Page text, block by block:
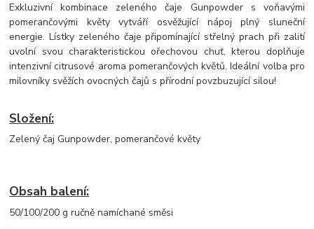
Exkluzivní kombinace zeleného čaje Gunpowder s voňavými
pomerančovými květy vytváří osvěžující nápoj plný sluneční
energie. Lístky zeleného čaje připomínající střelný prach při zalití
uvolní svou charakteristickou ořechovou chuť, kterou doplňuje
intenzivní citrusové aroma pomerančových květů. Ideální volba pro
milovníky svěžích ovocných čajů s přírodní povzbuzující silou!
Složení:
Zelený čaj Gunpowder, pomerančové květy
Obsah balení:
50/100/200 g ručně namíchané směsi